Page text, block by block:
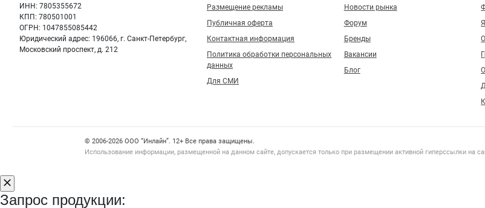
ИНН: 7805355672
КПП: 780501001
ОГРН: 1047855085442
Юридический адрес: 196066, г. Санкт-Петербург,
Московский проспект, д. 212
Размещение рекламы
Публичная оферта
Контактная информация
Политика обработки персональных
данных
Для СМИ
Новости рынка
Форум
Бренды
Вакансии
Блог
Счетчики, авторское право, логотипы
© 2006‑2026 ООО “Инлайн”. 12+ Все права защищены.
Использование информации, размещенной на данном сайте, допускается только при размещении активной гиперссылки на
Запрос продукции: